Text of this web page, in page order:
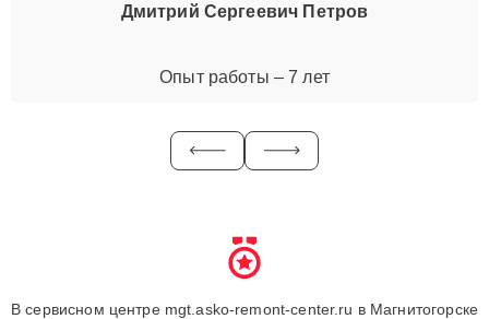
Дмитрий Сергеевич Петров
Опыт работы – 7 лет
В сервисном центре mgt.asko-remont-center.ru в Магнитогорске